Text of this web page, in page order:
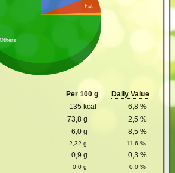
Fat
Others
Per 100 g
Daily Value
135 kcal 6,8 %
73,8 g 2,5 %
6,0 g 8,5 %
2,32 g 11,6 %
0,9 g 0,3 %
0,0 g 0,0 %